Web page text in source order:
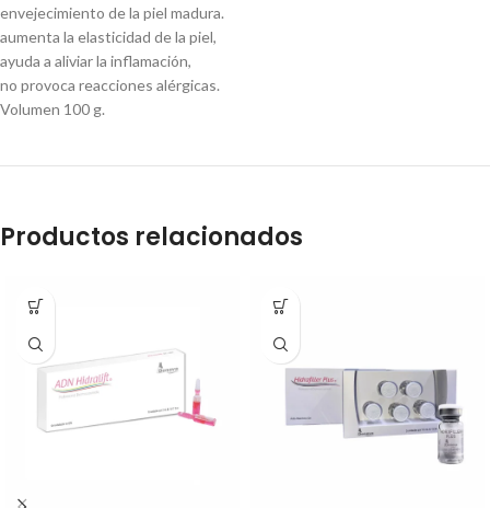
envejecimiento de la piel madura.
aumenta la elasticidad de la piel,
ayuda a aliviar la inflamación,
no provoca reacciones alérgicas.
Volumen 100 g.
Productos relacionados